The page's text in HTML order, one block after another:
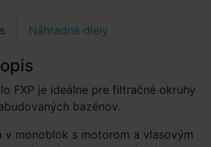
Náhradné diely
FXP je ideálne pre filtračné okruhy
bazénov.
v monoblok s motorom a vlasovým